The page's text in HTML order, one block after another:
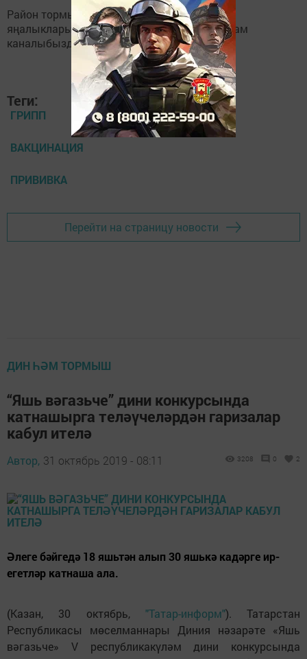
Район тормышына кагылышлы иң мөһим
яңалыкларыбызныБалтаси_Хезмэттелеграм
каналыбызда да укыгыз.
Теги:
ГРИПП
ВАКЦИНАЦИЯ
ПРИВИВКА
Перейти на страницу новости
ДИН ҺӘМ ТОРМЫШ
“Яшь вәгазьче” дини конкурсында
катнашырга теләүчеләрдән гаризалар
кабул ителә
Автор, 31 октябрь 2019 - 08:11 3208 0 2
Әлеге бәйгедә 18 яшьтән алып 30 яшькә кадәрге ир-
егетләр катнаша ала.
(Казан, 30 октябрь, "Татар-информ"). Татарстан
Республикасы мөселманнары Диния нәзарәте «Яшь
вәгазьче» V республикакүләм дини конкурсында